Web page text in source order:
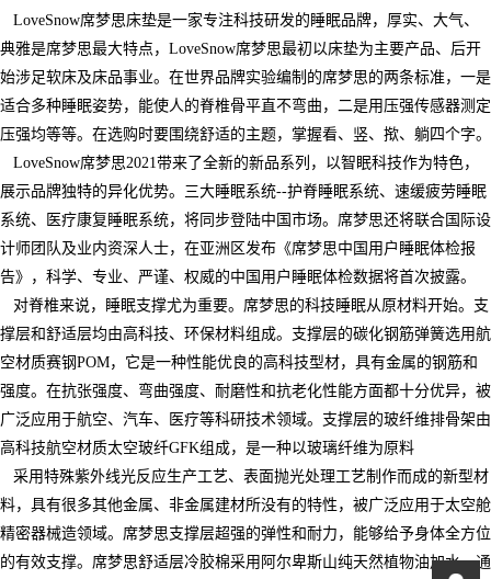
LoveSnow席梦思床垫是一家专注科技研发的睡眠品牌，厚实、大气、
典雅是席梦思最大特点，LoveSnow席梦思最初以床垫为主要产品、后开
始涉足软床及床品事业。在世界品牌实验编制的席梦思的两条标准，一是
适合多种睡眠姿势，能使人的脊椎骨平直不弯曲，二是用压强传感器测定
压强均等等。在选购时要围绕舒适的主题，掌握看、竖、揿、躺四个字。
LoveSnow席梦思2021带来了全新的新品系列，以智眠科技作为特色，
展示品牌独特的异化优势。三大睡眠系统--护脊睡眠系统、速缓疲劳睡眠
系统、医疗康复睡眠系统，将同步登陆中国市场。席梦思还将联合国际设
计师团队及业内资深人士，在亚洲区发布《席梦思中国用户睡眠体检报
告》，科学、专业、严谨、权威的中国用户睡眠体检数据将首次披露。
对脊椎来说，睡眠支撑尤为重要。席梦思的科技睡眠从原材料开始。支
撑层和舒适层均由高科技、环保材料组成。支撑层的碳化钢筋弹簧选用航
空材质赛钢POM，它是一种性能优良的高科技型材，具有金属的钢筋和
强度。在抗张强度、弯曲强度、耐磨性和抗老化性能方面都十分优异，被
广泛应用于航空、汽车、医疗等科研技术领域。支撑层的玻纤维排骨架由
高科技航空材质太空玻纤GFK组成，是一种以玻璃纤维为原料
采用特殊紫外线光反应生产工艺、表面抛光处理工艺制作而成的新型材
料，具有很多其他金属、非金属建材所没有的特性，被广泛应用于太空舱
精密器械造领域。席梦思支撑层超强的弹性和耐力，能够给予身体全方位
的有效支撑。席梦思舒适层冷胶棉采用阿尔卑斯山纯天然植物油加水，通